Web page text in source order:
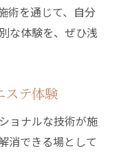
術を通じて、自分
な体験を、ぜひ浅
ステ体験
ョナルな技術が施
消できる場として